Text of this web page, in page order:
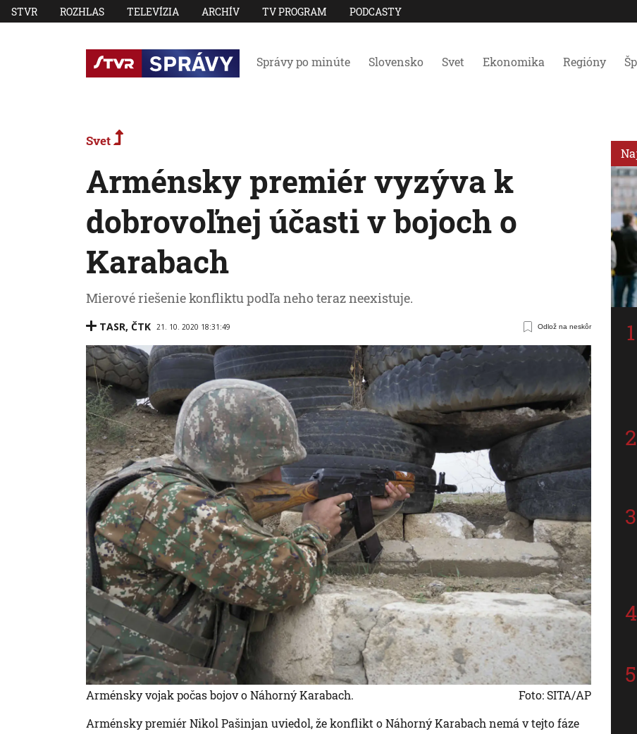
STVR ROZHLAS TELEVÍZIA ARCHÍV TV PROGRAM PODCASTY
Správy po minúte Slovensko Svet Ekonomika Regióny
Svet
Arménsky premiér vyzýva k
dobrovoľnej účasti v bojoch o
Karabach
Mierové riešenie konfliktu podľa neho teraz neexistuje.
TASR, ČTK 21. 10. 2020 18:31:49 Odlož na neskôr
Arménsky vojak počas bojov o Náhorný Karabach.
Foto: SITA/AP
Arménsky premiér Nikol Pašinjan uviedol, že konflikt o Náhorný Karabach nemá v tejto fáze